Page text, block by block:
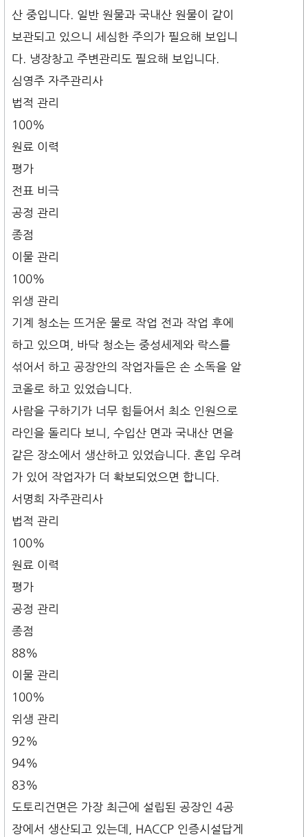
산 중입니다. 일반 원물과 국내산 원물이 같이
보관되고 있으니 세심한 주의가 필요해 보입니
다. 냉장창고 주변관리도 필요해 보입니다.
심영주 자주관리사
법적 관리
100%
원료 이력
평가
전표 비극
공정 관리
종점
이물 관리
100%
위생 관리
기계 청소는 뜨거운 물로 작업 전과 작업 후에
하고 있으며, 바닥 청소는 중성세제와 락스를
섞어서 하고 공장안의 작업자들은 손 소독을 알
코올로 하고 있었습니다.
사람을 구하기가 너무 힘들어서 최소 인원으로
라인을 돌리다 보니, 수입산 면과 국내산 면을
같은 장소에서 생산하고 있었습니다. 혼입 우려
가 있어 작업자가 더 확보되었으면 합니다.
서명희 자주관리사
법적 관리
100%
원료 이력
평가
공정 관리
종점
88%
이물 관리
100%
위생 관리
92%
94%
83%
도토리건면은 가장 최근에 설립된 공장인 4공
장에서 생산되고 있는데, HACCP 인증시설답게